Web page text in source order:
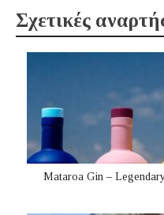
Σχετικές
Mataroa Gin –